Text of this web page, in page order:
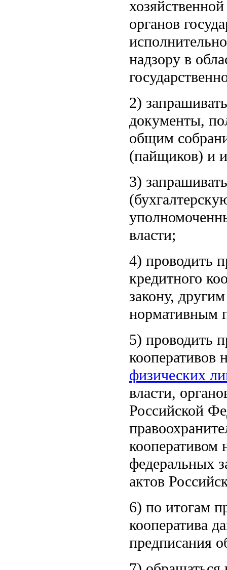
органов
надзору в
2)
документы,
общим
(пайщиков) и
3)
власти;
4) проводить
кредитного
закону,
нормативным
5) проводить
кооперативов
физических
власти,
Российской
кооперативом
федеральных
актов
6) по итогам
кооператива
предписания